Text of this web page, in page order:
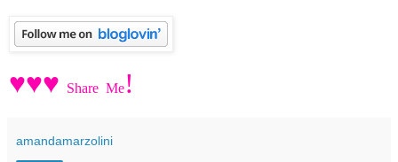
♥♥♥ Share Me!
amandamarzolini